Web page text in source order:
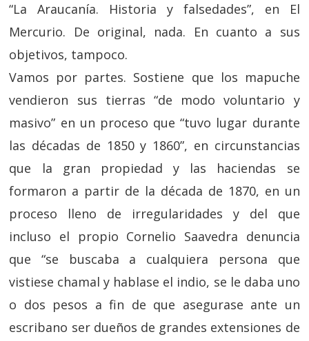
“La Araucanía. Historia y falsedades”, en El
Mercurio. De original, nada. En cuanto a sus
objetivos, tampoco.
Vamos por partes. Sostiene que los mapuche
vendieron sus tierras “de modo voluntario y
masivo” en un proceso que “tuvo lugar durante
las décadas de 1850 y 1860”, en circunstancias
que la gran propiedad y las haciendas se
formaron a partir de la década de 1870, en un
proceso lleno de irregularidades y del que
incluso el propio Cornelio Saavedra denuncia
que “se buscaba a cualquiera persona que
vistiese chamal y hablase el indio, se le daba uno
o dos pesos a fin de que asegurase ante un
escribano ser dueños de grandes extensiones de